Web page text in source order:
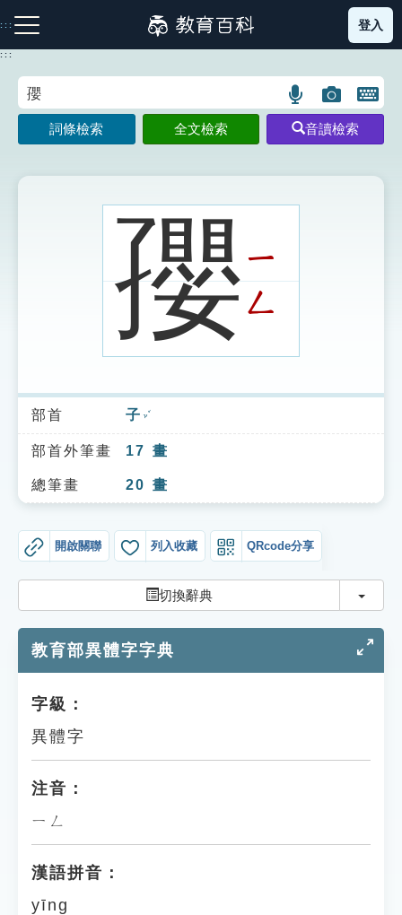
到
主
:::
注音索引圖示 筆畫索引圖示 部首索引表圖示
索引選單
知識索引
單字索引
貓頭鷹博士
登入
:::
語
言
搜
示
圖
片
搜
開
鍵
圖
詞條檢索 全文檢索 音讀檢索
孾ㄧ
ㄥ
部首 子 ㄗˇ
部首外筆畫 17 畫
總筆畫 20 畫
開啟關聯 列入收藏 QRcode分享
切換辭典 切換
教育部異體字字典
字級：
異體字
注音：
ㄧㄥ
漢語拼音：
yīng